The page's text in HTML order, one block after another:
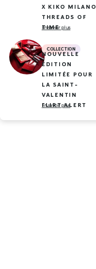
X KIKO MILANO
THREADS OF
TIME
En savoir plus
COLLECTION
NOUVELLE
ÉDITION
LIMITÉE POUR
LA SAINT-
VALENTIN
FLIRT ALERT
En savoir plus